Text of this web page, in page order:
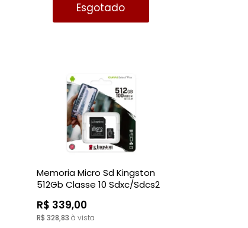
Esgotado
Memoria Micro Sd Kingston
512Gb Classe 10 Sdxc/Sdcs2
R$ 339,00
R$ 328,83 à vista